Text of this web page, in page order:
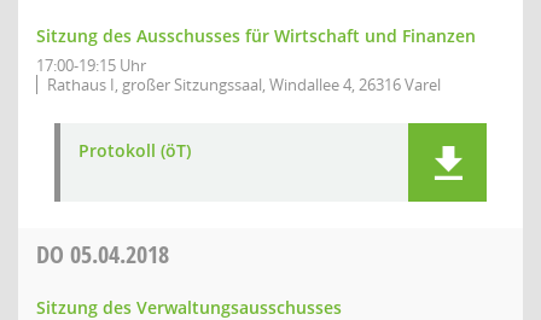
Sitzung des Ausschusses für Wirtschaft und Finanzen
17:00-19:15 Uhr
Rathaus I, großer Sitzungssaal, Windallee 4, 26316 Varel
Protokoll (öT)
DO 05.04.2018
Sitzung des Verwaltungsausschusses